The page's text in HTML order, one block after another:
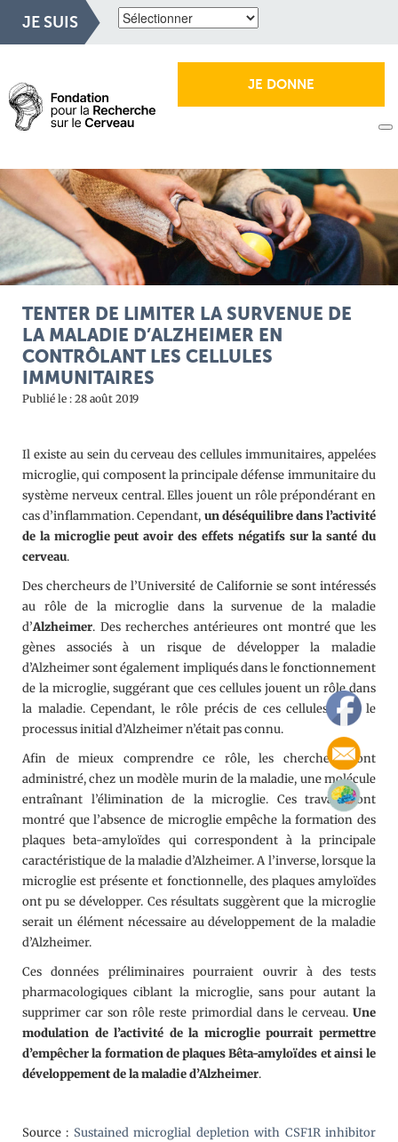
JE SUIS
JE DONNE
TENTER DE LIMITER LA SURVENUE DE
LA MALADIE D’ALZHEIMER EN
CONTRÔLANT LES CELLULES
IMMUNITAIRES
Publié le : 28 août 2019
Il existe au sein du cerveau des cellules immunitaires, appelées
microglie, qui composent la principale défense immunitaire du
système nerveux central. Elles jouent un rôle prépondérant en
cas d’inflammation. Cependant, un déséquilibre dans l’activité
de la microglie peut avoir des effets négatifs sur la santé du
cerveau.
Des chercheurs de l’Université de Californie se sont intéressés
au rôle de la microglie dans la survenue de la maladie
d’Alzheimer. Des recherches antérieures ont montré que les
gènes associés à un risque de développer la maladie
d’Alzheimer sont également impliqués dans le fonctionnement
de la microglie, suggérant que ces cellules jouent un rôle dans
la maladie. Cependant, le rôle précis de ces cellules dans le
processus initial d’Alzheimer n’était pas connu.
Afin de mieux comprendre ce rôle, les chercheurs ont
administré, chez un modèle murin de la maladie, une molécule
entraînant l’élimination de la microglie. Ces travaux ont
montré que l’absence de microglie empêche la formation des
plaques beta-amyloïdes qui correspondent à la principale
caractéristique de la maladie d’Alzheimer. A l’inverse, lorsque la
microglie est présente et fonctionnelle, des plaques amyloïdes
ont pu se développer. Ces résultats suggèrent que la microglie
serait un élément nécessaire au développement de la maladie
d’Alzheimer.
Ces données préliminaires pourraient ouvrir à des tests
pharmacologiques ciblant la microglie, sans pour autant la
supprimer car son rôle reste primordial dans le cerveau. Une
modulation de l’activité de la microglie pourrait permettre
d’empêcher la formation de plaques Bêta-amyloïdes et ainsi le
développement de la maladie d’Alzheimer.
Source : Sustained microglial depletion with CSF1R inhibitor